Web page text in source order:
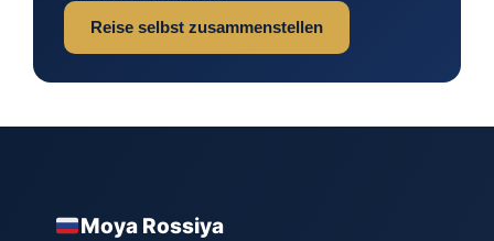
Reise selbst zusammenstellen
Moya Rossiya